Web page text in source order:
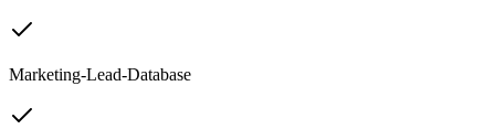
Marketing-Lead-Database